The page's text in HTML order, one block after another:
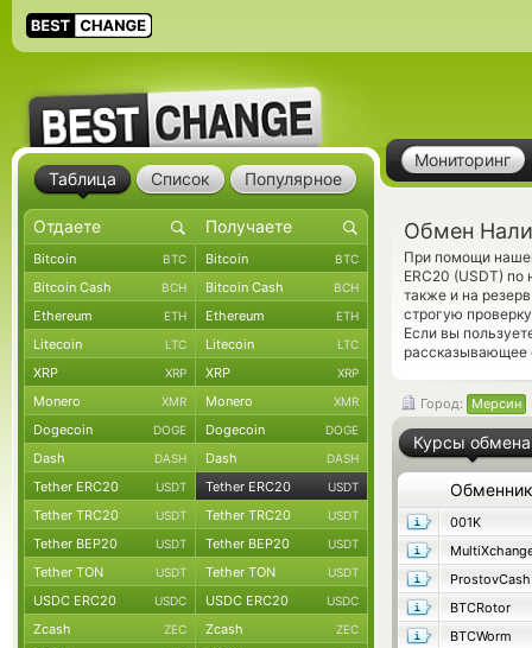
Мониторинг
Обмен
При помощи
ERC20 (USDT)
также и на
строгую
Если вы
рассказывающее
Город: Мерсин
Курсы обмена
Обменник
001K
ProstovCash
BTCRotor
BTCWorm
Таблица Список Популярное
Bitcoin BTC Bitcoin BTC
Bitcoin Cash BCH Bitcoin Cash BCH
Ethereum ETH Ethereum ETH
Litecoin LTC Litecoin LTC
XRP XRP XRP XRP
Monero XMR Monero XMR
Dogecoin DOGE Dogecoin DOGE
Dash DASH Dash DASH
Tether ERC20 USDT Tether ERC20 USDT
Tether TRC20 USDT Tether TRC20 USDT
Tether BEP20 USDT Tether BEP20 USDT
Tether TON USDT Tether TON USDT
USDC ERC20 USDC USDC ERC20 USDC
Zcash ZEC Zcash ZEC